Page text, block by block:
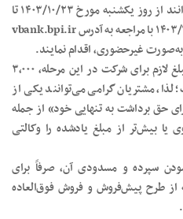
در این راستا، هم‌میهنان محترم می‌توانند از روز یکشنبه مورخ ۱۴۰۳/۱۰/۲۳ تا
ساعت ۲۴:۰۰ روز یکشنبه مورخ ۱۴۰۳/۱۰/۳۰ با مراجعه به آدرس vbank.bpi.ir
غیرحضوری، اقدام نمایند.
حسب اعلام «شرکت ایران‌خودرو»، مبلغ لازم برای شرکت در این مرحله، ۳،۰۰۰
است؛ لذا، مشتریان گرامی می‌توانند یکی از
حق برداشت به تنهایی خود» از جمله
بیش‌تر از مبلغ یادشده را وکالتی
سپرده و مسدودی آن، صرفاً برای
از طرح پیش‌فروش و فروش فوق‌العاده